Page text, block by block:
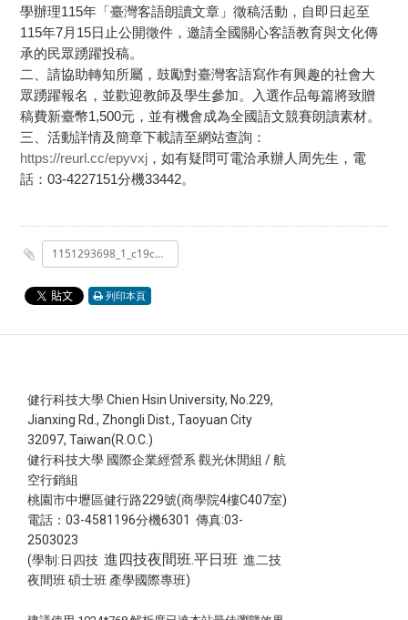
學辦理115年「臺灣客語朗讀文章」徵稿活動，自即日起至
115年7月15日止公開徵件，邀請全國關心客語教育與文化傳
承的民眾踴躍投稿。
二、請協助轉知所屬，鼓勵對臺灣客語寫作有興趣的社會大
眾踴躍報名，並歡迎教師及學生參加。入選作品每篇將致贈
稿費新臺幣1,500元，並有機會成為全國語文競賽朗讀素材。
三、活動詳情及簡章下載請至網站查詢：
https://reurl.cc/epyvxj ，如有疑問可電洽承辦人周先生，電
話：03-4227151分機33442。
1151293698_1_c19cb8e0c8ac24e9d59e14d33f1b3bb7_A09000000E_1152401219_senddoc1_Attach1.pdf
列印本頁
健行科技大學 Chien Hsin University, No.229,
Jianxing Rd., Zhongli Dist., Taoyuan City
32097, Taiwan(R.O.C.)
健行科技大學 國際企業經營系 觀光休閒組 / 航
空行銷組
桃園市中壢區健行路229號(商學院4樓C407室)
電話：03-4581196分機6301 傳真:03-
2503023
(學制:日四技進四技夜間班.平日班 進二技
夜間班 碩士班 產學國際專班)